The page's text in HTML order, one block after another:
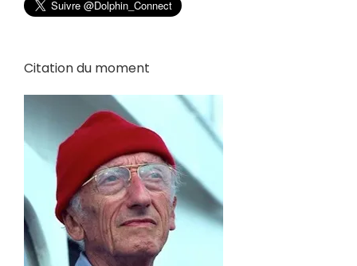
Citation du moment